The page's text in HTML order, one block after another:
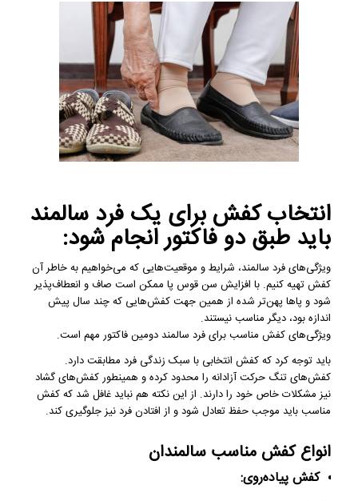
انتخاب کفش برای یک فرد سالمند
باید طبق دو فاکتور انجام شود:
ویژگی‌های فرد سالمند، شرایط و موقعیت‌هایی که می‌خواهیم به خاطر آن
کفش تهیه کنیم. با افزایش سن قوس پا ممکن است صاف و انعطاف‌پذیر
شود و پاها پهن‌تر شده از همین جهت کفش‌هایی که چند سال پیش
اندازه بود، دیگر مناسب نیستند.
ویژگی‌های کفش مناسب برای فرد سالمند دومین فاکتور مهم است.
باید توجه کرد که کفش انتخابی با سبک زندگی فرد مطابقت دارد.
کفش‌های تنگ حرکت آزادانه را محدود کرده و همینطور کفش‌های گشاد
نیز مشکلات خاص خود را دارند. از این نکته هم نباید غافل شد که کفش
مناسب باید موجب حفظ تعادل شود و از افتادن فرد نیز جلوگیری کند.
انواع کفش مناسب سالمندان
کفش پیاده‌روی: